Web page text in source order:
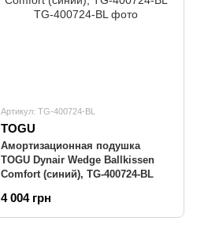
Артикул: TG-400724-BL
TOGU
Амортизационная подушка
TOGU Dynair Wedge Ballkissen
Comfort (синий), TG-400724-BL
4 004 грн